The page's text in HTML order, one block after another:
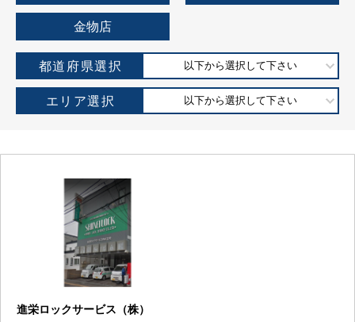
金物店
都道府県選択 以下から選択して下さい
エリア選択 以下から選択して下さい
進栄ロックサービス（株）